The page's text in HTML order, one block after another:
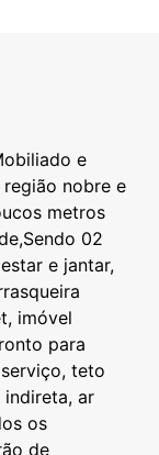
e
nobre e
metros
02
e jantar,
imóvel
para
teto
indireta, ar
os
de